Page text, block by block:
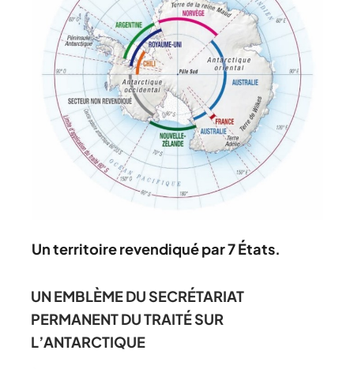
Un territoire revendiqué par 7 États.
UN EMBLÈME DU SECRÉTARIAT
PERMANENT DU TRAITÉ SUR
L’ANTARCTIQUE